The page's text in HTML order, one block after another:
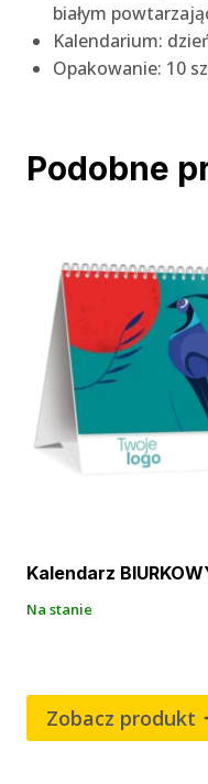
białym
Kalendarium:
Opakowanie: 10
Podobne
Kalendarz
Na stanie
Zobacz produkt